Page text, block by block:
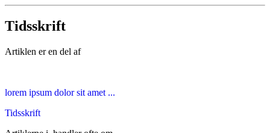
Tidsskrift
Artiklen er en del af
lorem ipsum dolor sit amet ...
Tidsskrift